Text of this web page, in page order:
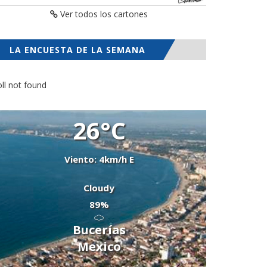
Ver todos los cartones
LA ENCUESTA DE LA SEMANA
not found
26°C
Viento: 4km/h E
Cloudy
89%
Bucerías
Mexico